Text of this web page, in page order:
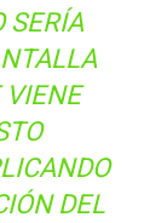
SERÍA
VIENE
DEL